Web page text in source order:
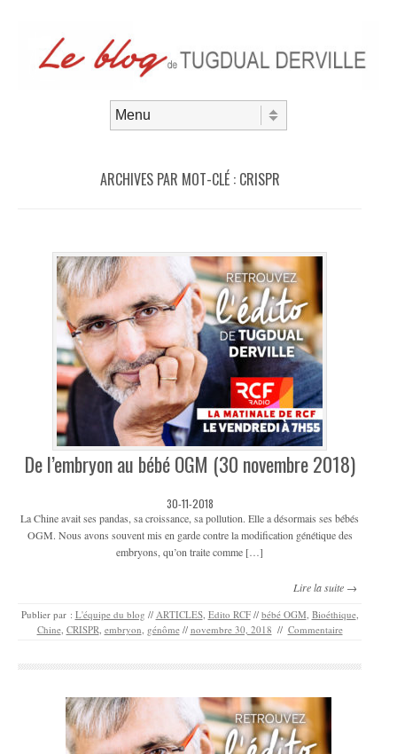
ARCHIVES PAR MOT-CLÉ : CRISPR
De l’embryon au bébé OGM (30 novembre 2018)
30-11-2018
La Chine avait ses pandas, sa croissance, sa pollution. Elle a désormais ses bébés
OGM. Nous avons souvent mis en garde contre la modification génétique des
embryons, qu’on traite comme […]
Lire la suite →
Publier par : L'équipe du blog // ARTICLES, Edito RCF // bébé OGM Bioéthique,
Chine, CRISPR embryon génôme // novembre 30, 2018 // Commentaire